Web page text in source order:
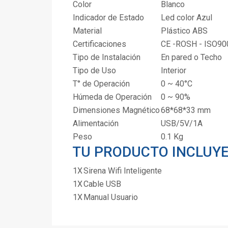
Color
Blanco
Indicador de Estado
Led color Azul
Material
Plástico ABS
Certificaciones
CE -ROSH -
Tipo de Instalación
En pared o Techo
Tipo de Uso
Interior
T° de Operación
0 ~ 40°C
Húmeda de Operación
0 ~ 90%
Dimensiones Magnético68*68*33 mm
Alimentación
USB/5V/1A
Peso
0.1 Kg
TU PRODUCTO
1XSirena Wifi Inteligente
1XCable USB
1X Manual Usuario